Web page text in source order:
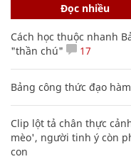
Đọc nhiều
Cách học thuộc nhanh
"thần chú"
17
Bảng công thức đạo
Clip lột tả chân thực
mèo', người tinh ý còn
con